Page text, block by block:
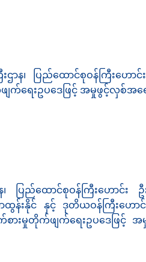
ာန၊ ပြည်ထောင်စုဝန်ကြီးဟောင်
ရေးဥပဒေဖြင့် အမှုဖွင့်လှစ်အရ
ပြည်ထောင်စုဝန်ကြီးဟောင်း ဦး
ထွန်းနိုင် နှင့် ဒုတိယဝန်ကြီးဟောင်
ားမှုတိုက်ဖျက်ရေးဥပဒေဖြင့် အ